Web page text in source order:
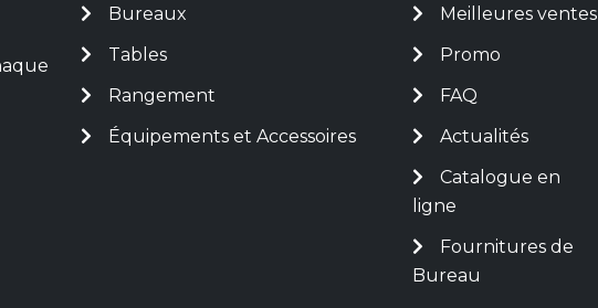
Bureaux
Tables
Rangement
Équipements et Accessoires
Meilleures ventes
Promo
FAQ
Actualités
Catalogue en
ligne
Fournitures de
Bureau